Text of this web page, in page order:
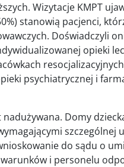
Wizytacje KMPT
stanowią pacjenci,
Doświadczyli
opieki
psychiatrycznej i
Domy
szczególnej
do sądu o
i personelu